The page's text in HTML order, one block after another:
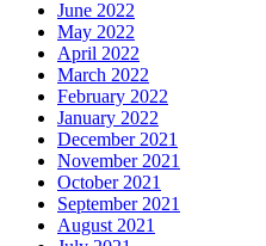
June 2022
May 2022
April 2022
March 2022
February 2022
January 2022
December 2021
November 2021
October 2021
September 2021
August 2021